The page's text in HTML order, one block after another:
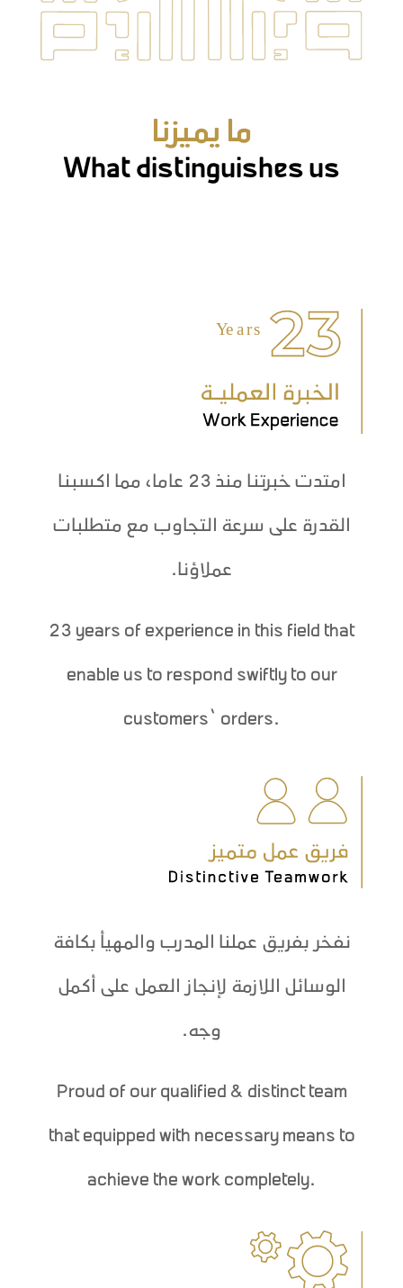
ما يميزنا
What distinguishes us
امتدت خبرتنا منذ 23 عاما، مما اكسبنا
القدرة على سرعة التجاوب مع متطلبات
عملاؤنا.
23 years of experience in this field that
enable us to respond swiftly to our
customers’ orders.
نفخر بفريق عملنا المدرب والمهيأ بكافة
الوسائل اللازمة لإنجاز العمل على أكمل
وجه.
Proud of our qualified & distinct team
that equipped with necessary means to
achieve the work completely.